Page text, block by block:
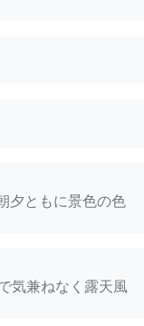
夕ともに景色の色
気兼ねなく露天風